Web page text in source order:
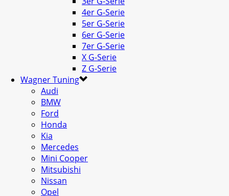
4er G-Serie
5er G-Serie
6er G-Serie
7er G-Serie
X G-Serie
Z G-Serie
Wagner Tuning
Audi
BMW
Ford
Honda
Kia
Mercedes
Mini Cooper
Mitsubishi
Nissan
Opel